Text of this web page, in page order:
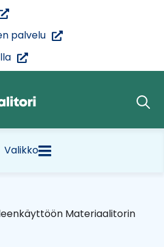
palvelu (siirryt
palveluun)
(siirryt
toiseen
Valikko
Materiaalitorin